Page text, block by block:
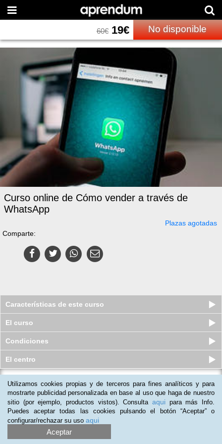
60€19€ No disponible
Curso online de Cómo vender a través de
WhatsApp
Plazas agotadas
Comparte:
Características de este curso
El curso
Condiciones
El centro
Marketing en Redes Sociales e
Implantación de Negocio Electrónico
Plazas limitadas
69€69
Utilizamos cookies propias y de terceros para fines analíticos y para
mostrarte publicidad personalizada en base al uso que haga de nuestro
sitio (por ejemplo, productos vistos). Consulta aqui para más Info.
Puedes aceptar todas las cookies pulsando el botón “Aceptar” o
configurar/rechazar su uso aqui
Aceptar